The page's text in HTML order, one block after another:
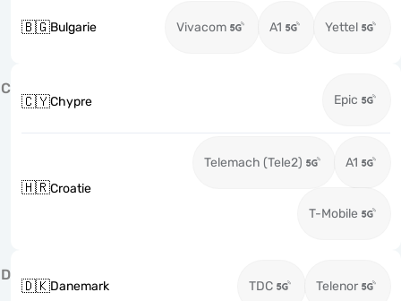
🇧🇬Bulgarie Vivacom A1 Yettel
C
🇨🇾Chypre Epic
🇭🇷Croatie
Telemach (Tele2) A1
T-Mobile
D
🇩🇰Danemark TDC Telenor